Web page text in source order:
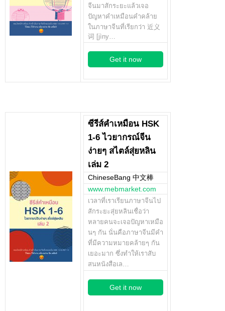
จีนมาสักระยะแล้วเจอ
ปัญหาคำเหมือนคำคล้าย
ในภาษาจีนที่เรียกว่า 近义
词 [jìny…
Get it now
ซีรีส์คำเหมือน HSK
1-6 ไวยากรณ์จีน
ง่ายๆ สไตล์สุ่ยหลิน
เล่ม 2
ChineseBang 中文棒
www.mebmarket.com
เวลาที่เราเรียนภาษาจีนไป
สักระยะสุ่ยหลินเชื่อว่า
หลายคนจะเจอปัญหาเหมือ
นๆ กัน นั่นคือภาษาจีนมีคำ
ที่มีความหมายคล้ายๆ กัน
เยอะมาก ซึ่งทำให้เราสับ
สนหนังสือเล…
Get it now